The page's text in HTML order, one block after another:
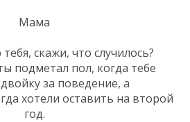
Мама
скажи, что случилось?
подметал пол, когда тебе
за поведение, а
хотели оставить на второй
год.